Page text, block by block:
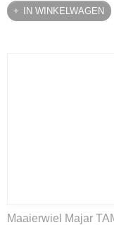
IN WINKELWAGEN
Maaierwiel Majar